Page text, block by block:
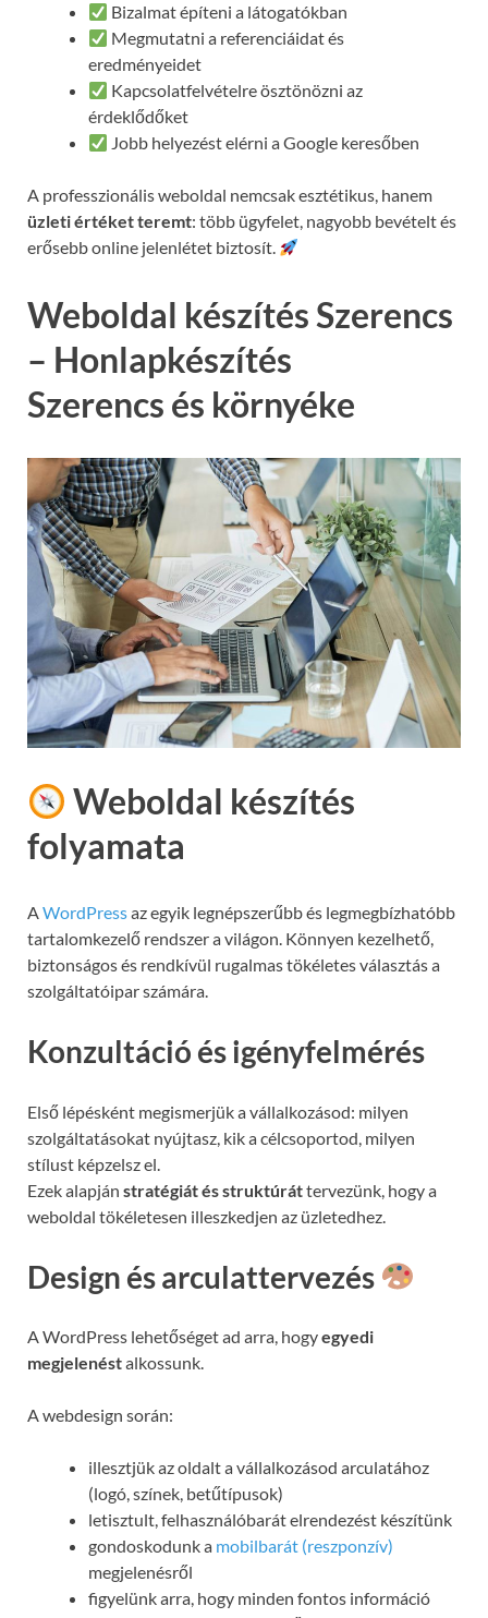
Bizalmat építeni a látogatókban
Megmutatni a referenciáidat és
eredményeidet
Kapcsolatfelvételre ösztönözni az
érdeklődőket
Jobb helyezést elérni a Google keresőben
A professzionális weboldal nemcsak esztétikus, hanem
üzleti értéket teremt: több ügyfelet, nagyobb bevételt és
erősebb online jelenlétet biztosít.
Weboldal készítés Szerencs
– Honlapkészítés
Szerencs és környéke
Weboldal készítés
folyamata
AWordPressaz egyik legnépszerűbb és legmegbízhatóbb
tartalomkezelő rendszer a világon. Könnyen kezelhető,
biztonságos és rendkívül rugalmas tökéletes választás a
szolgáltatóipar számára.
Konzultáció és igényfelmérés
Első lépésként megismerjük a vállalkozásod: milyen
szolgáltatásokat nyújtasz, kik a célcsoportod, milyen
stílust képzelsz el.
Ezek alapján stratégiát és struktúráttervezünk, hogy a
weboldal tökéletesen illeszkedjen az üzletedhez.
Design és arculattervezés
A WordPress lehetőséget ad arra, hogyegyedi
megjelenéstalkossunk.
A webdesign során:
illesztjük az oldalt a vállalkozásod arculatához
(logó, színek, betűtípusok)
letisztult, felhasználóbarát elrendezést készítünk
gondoskodunk a mobilbarát (reszponzív)
megjelenésről
figyelünk arra, hogy minden fontos információ